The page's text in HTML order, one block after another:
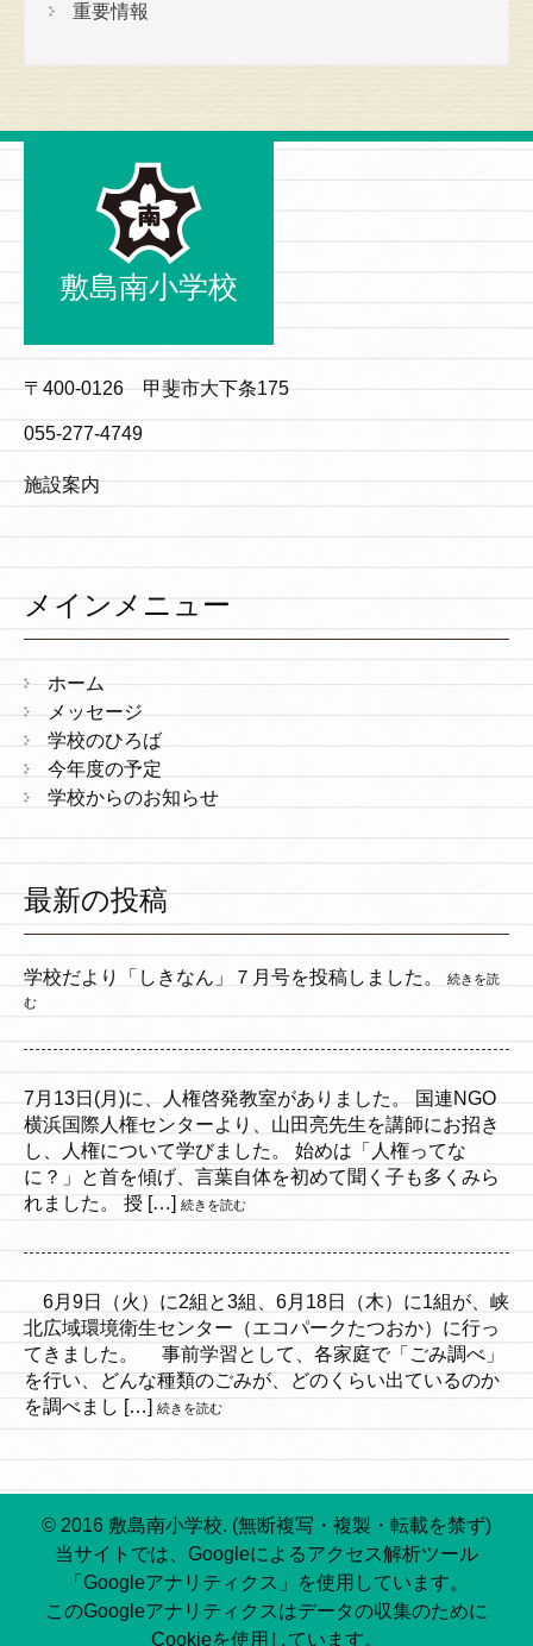
重要情報
敷島南小学校
〒400-0126 甲斐市大下条175
055-277-4749
施設案内
メインメニュー
ホーム
メッセージ
学校のひろば
今年度の予定
学校からのお知らせ
最新の投稿
学校だより「しきなん」７月号を投稿しました。
続きを読
む
7月13日(月)に、人権啓発教室がありました。 国連NGO
横浜国際人権センターより、山田亮先生を講師にお招き
し、人権について学びました。 始めは「人権ってな
に？」と首を傾げ、言葉自体を初めて聞く子も多くみら
れました。 授 […] 続きを読む
6月9日（火）に2組と3組、6月18日（木）に1組が、峡
北広域環境衛生センター（エコパークたつおか）に行っ
てきました。 事前学習として、各家庭で「ごみ調べ」
を行い、どんな種類のごみが、どのくらい出ているのか
を調べまし […] 続きを読む
© 2016 敷島南小学校. (無断複写・複製・転載を禁ず)
当サイトでは、Googleによるアクセス解析ツール
「Googleアナリティクス」を使用しています。
このGoogleアナリティクスはデータの収集のために
Cookieを使用しています。